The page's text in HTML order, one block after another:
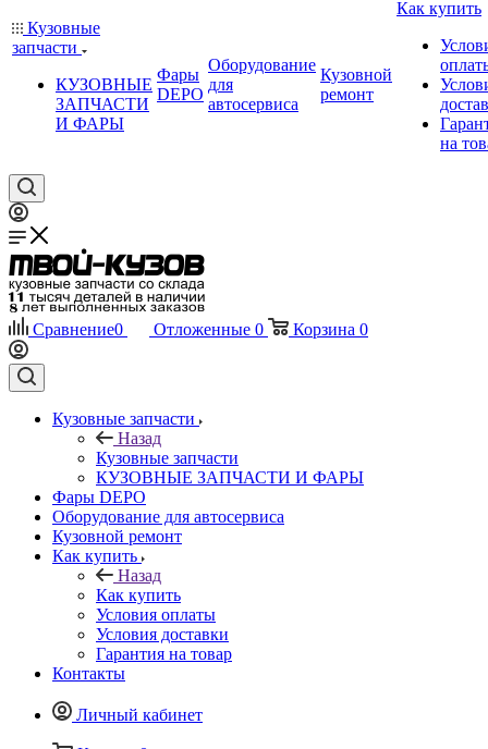
Кузовные
запчасти
КУЗОВНЫЕ
ЗАПЧАСТИ
И ФАРЫ
Фары
DEPO
Оборудование
для
автосервиса
Кузовной
ремонт
Как купить
на
Сравнение0 Отложенные 0 Корзина 0
Кузовные запчасти
Назад
Кузовные запчасти
КУЗОВНЫЕ ЗАПЧАСТИ И ФАРЫ
Фары DEPO
Оборудование для автосервиса
Кузовной ремонт
Как купить
Назад
Как купить
Условия оплаты
Условия доставки
Гарантия на товар
Контакты
Личный кабинет